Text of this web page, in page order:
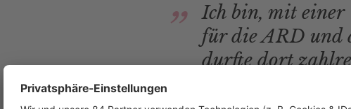
Ich bin, mit einer
für die ARD und
durfte dort
erfolgreiche